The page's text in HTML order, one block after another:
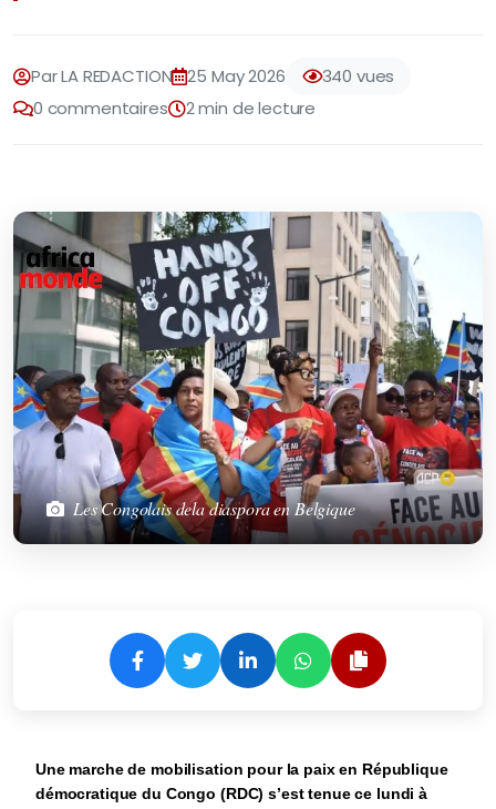
Par LA REDACTION 25 May 2026
340 vues
0 commentaires
2 min de lecture
Les Congolais dela diaspora en Belgique
Une marche de mobilisation pour la paix en République
démocratique du Congo (RDC) s’est tenue ce lundi à